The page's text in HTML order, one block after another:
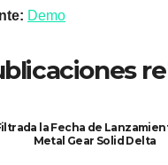
Demo
la Fecha de
Metal Gear Solid Delta